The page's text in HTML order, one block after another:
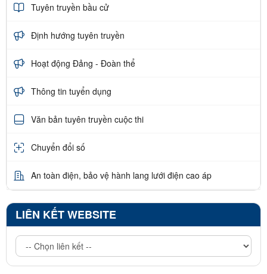
Tuyên truyền bầu cử
Định hướng tuyên truyền
Hoạt động Đảng - Đoàn thể
Thông tin tuyển dụng
Văn bản tuyên truyền cuộc thi
Chuyển đổi số
An toàn điện, bảo vệ hành lang lưới điện cao áp
LIÊN KẾT WEBSITE